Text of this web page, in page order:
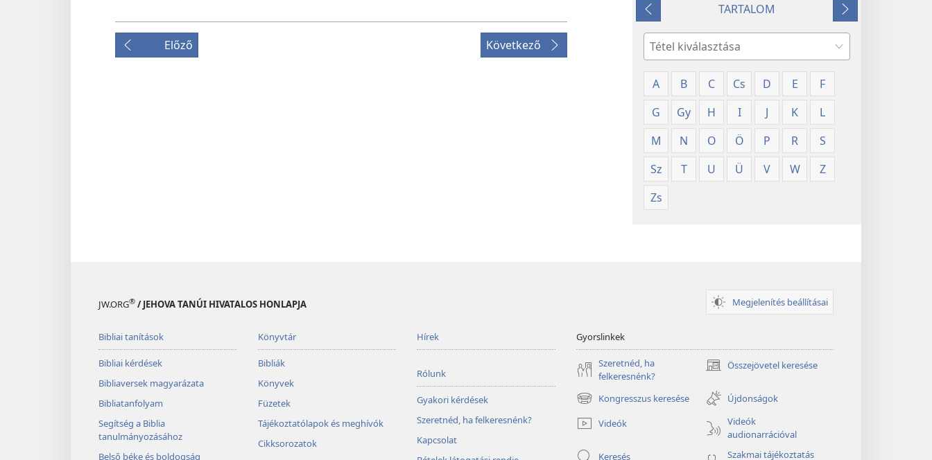
Előző Következő
Előző
TARTALOM
Következő
Keresés
A
B C Cs D E
F
G
Gy H I J K
L
M
N O Ö P R
S
Sz
T U Ü V W
Z
Zs
JW.ORG® / JEHOVA TANÚI HIVATALOS HONLAPJA Megjelenítés beállításai
Bibliai tanítások
Bibliai kérdések
Bibliaversek magyarázata
Bibliatanfolyam
Segítség a Biblia
tanulmányozásához
Belső béke és boldogság
Könyvtár
Bibliák
Könyvek
Füzetek
Tájékoztatólapok és meghívók
Cikksorozatok
Hírek
Rólunk
Gyakori kérdések
Szeretnéd, ha felkeresnénk?
Kapcsolat
Gyorslinkek
Szeretnéd, ha
felkeresnénk?
Összejövetel keresése
(opens
window)
Kongresszus keresése
(opens
new
window)
Újdonságok
Videók
Videók
audionarrációval
Keresés
Szakmai tájékoztatás